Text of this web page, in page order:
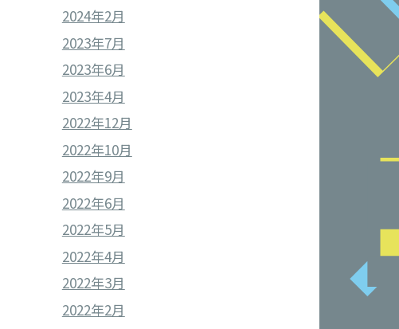
2024年2月
2023年7月
2023年6月
2023年4月
2022年12月
2022年10月
2022年9月
2022年6月
2022年5月
2022年4月
2022年3月
2022年2月